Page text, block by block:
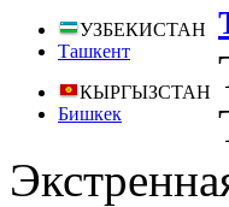
УЗБЕКИСТАН
Ташкент
КЫРГЫЗСТАН
Бишкек